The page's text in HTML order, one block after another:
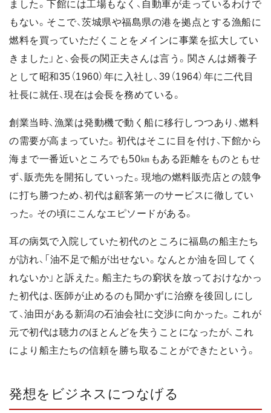
ました。下館には工場もなく、自動車が走っているわけで
もない。そこで、茨城県や福島県の港を拠点とする漁船に
燃料を買っていただくことをメインに事業を拡大してい
きました」と、会長の関正夫さんは言う。関さんは婿養子
として昭和35（1960）年に入社し、39（1964）年に二代目
社長に就任、現在は会長を務めている。
創業当時、漁業は発動機で動く船に移行しつつあり、燃料
の需要が高まっていた。初代はそこに目を付け、下館から
海まで一番近いところでも50㎞もある距離をものともせ
ず、販売先を開拓していった。現地の燃料販売店との競争
に打ち勝つため、初代は顧客第一のサービスに徹してい
った。その頃にこんなエピソードがある。
耳の病気で入院していた初代のところに福島の船主たち
が訪れ、「油不足で船が出せない。なんとか油を回してく
れないか」と訴えた。船主たちの窮状を放っておけなかっ
た初代は、医師が止めるのも聞かずに治療を後回しにし
て、油田がある新潟の石油会社に交渉に向かった。これが
元で初代は聴力のほとんどを失うことになったが、これ
により船主たちの信頼を勝ち取ることができたという。
発想をビジネスにつなげる